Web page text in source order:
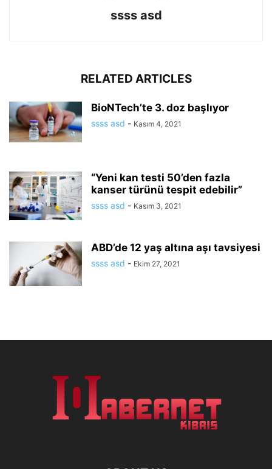
ssss asd
RELATED ARTICLES
BioNTech’te 3. doz başlıyor
ssss asd - Kasım 4, 2021
“Yeni kan testi 50’den fazla
kanser türünü tespit edebilir”
ssss asd - Kasım 3, 2021
ABD’de 12 yaş altına aşı tavsiyesi
ssss asd - Ekim 27, 2021